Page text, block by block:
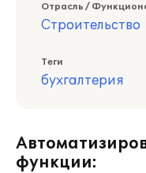
Отрасль /
Строительство
Теги
бухгалтерия
функции: